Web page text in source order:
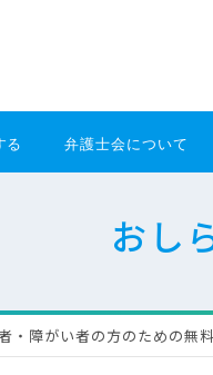
る 弁護士会について
おし
・障がい者の方のための無